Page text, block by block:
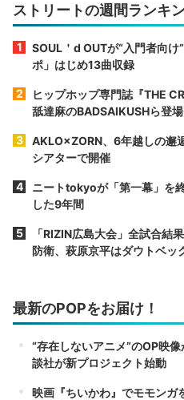
ストリートの週間ランキ
SOUL＇d OUTが“入門者向
ポ」はじめ13曲収録
ヒップホップ専門誌『THE
舐達麻のBADSAIKUSHら登場
AKLO×ZORN、6年越しの邂
シアターで開催
ニートtokyoが「第一幕」を
した9年間
「RIZIN広島大会」全試合
防衛、萩原京平はダウトベッ
最新のPOPをお届け！
“存在しないアニメ”のOP映
談社が新プロジェクト始動
映画『ちいかわ』でモモン